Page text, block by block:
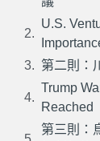
U.S.
第二則：
Trump
Reached
第三則：